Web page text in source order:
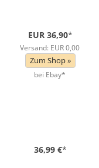
EUR 36,90*
Versand: EUR 0,00
Zum Shop »
bei Ebay*
36,99 €*